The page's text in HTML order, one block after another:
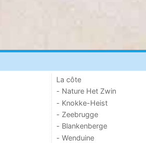
La côte
- Nature Het Zwin
- Knokke-Heist
- Zeebrugge
- Blankenberge
- Wenduine